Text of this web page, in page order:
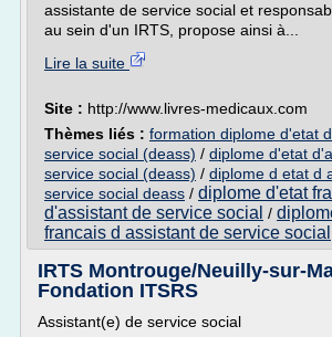
assistante de service social et
au sein d'un IRTS, propose ainsi à...
Lire la suite
Site : http://www.livres-medicaux.com
Thèmes liés : formation diplome d'etat
service social (deass) / diplome d'etat
service social (deass) / diplome d etat d
service social deass / diplome d'etat
d'assistant de service social /
francais d assistant de service social
IRTS Montrouge/Neuilly-sur-
Fondation ITSRS
Assistant(e) de service social